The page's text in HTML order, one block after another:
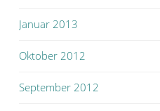
Januar 2013
Oktober 2012
September 2012